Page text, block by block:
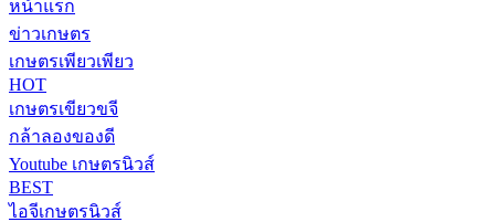
หน้าแรก
ข่าวเกษตร
เกษตรเพียวเพียว
HOT
เกษตรเขียวขจี
กล้าลองของดี
Youtube เกษตรนิวส์
BEST
ไอจีเกษตรนิวส์